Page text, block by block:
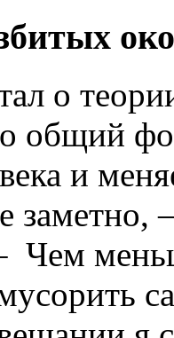
о
общий
и
Чем